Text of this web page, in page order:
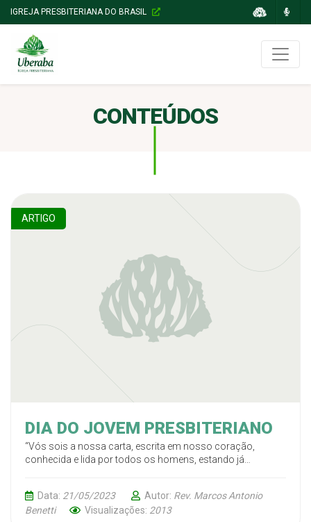
IGREJA PRESBITERIANA DO BRASIL
CONTEÚDOS
ARTIGO
DIA DO JOVEM PRESBITERIANO
“Vós sois a nossa carta, escrita em nosso coração,
conhecida e lida por todos os homens, estando já
Data: 21/05/2023 Autor: Rev. Marcos Antonio
Benetti
Visualizações: 2013